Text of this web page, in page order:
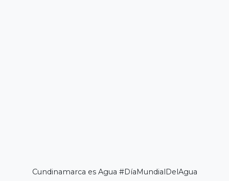
Cundinamarca es Agua #DíaMundialDelAgua